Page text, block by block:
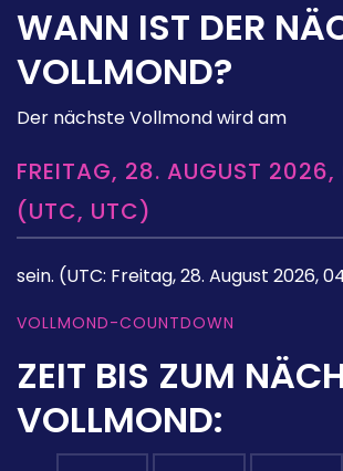
WANN IST DER
VOLLMOND?
Der nächste Vollmond wird am
FREITAG, 28. AUGUST
(UTC, UTC)
sein. (UTC: Freitag, 28. August 2026,
VOLLMOND-COUNTDOWN
ZEIT BIS ZUM
VOLLMOND: